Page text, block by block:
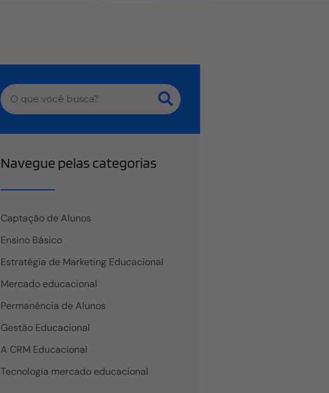
Navegue pelas categorias
Captação de Alunos
Ensino Básico
Estratégia de Marketing Educacional
Mercado educacional
Permanência de Alunos
Gestão Educacional
A CRM Educacional
Tecnologia mercado educacional